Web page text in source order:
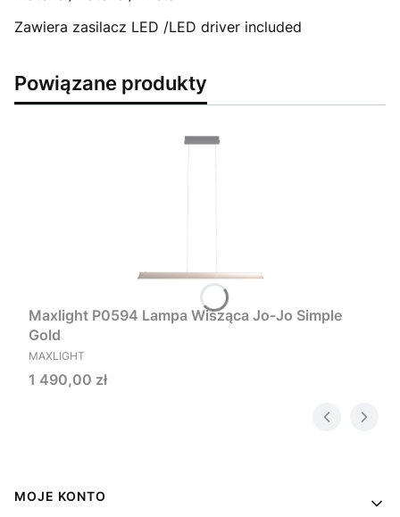
Zawiera zasilacz LED /LED driver included
Powiązane produkty
Maxlight P0594 Lampa Wisząca Jo-Jo Simple
Gold
PRODUCENT
MAXLIGHT
Cena
1 490,00 zł
Linki w stopce
MOJE KONTO